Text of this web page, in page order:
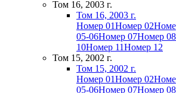
Том 16, 2003 г.
Том 16, 2003 г.
Номер 01Номер 02
05-06Номер 07Номер 08
10Номер 11Номер 12
Том 15, 2002 г.
Том 15, 2002 г.
Номер 01Номер 02
05-06Номер 07Номер 08